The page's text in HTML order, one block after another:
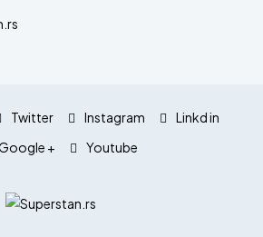
Twitter Instagram
Linkd in
+
Youtube